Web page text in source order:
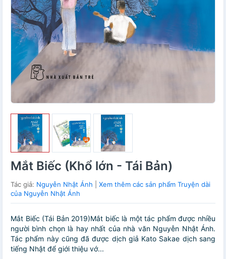
Mắt Biếc (Khổ lớn - Tái Bản)
Tác giả: Nguyễn Nhật Ánh
Xem thêm các sản phẩm Truyện dài
của Nguyễn Nhật Ánh
Mắt Biếc (Tái Bản 2019)Mắt biếc là một tác phẩm được nhiều
người bình chọn là hay nhất của nhà văn Nguyễn Nhật Ánh.
Tác phẩm này cũng đã được dịch giả Kato Sakae dịch sang
tiếng Nhật để giới thiệu vớ...